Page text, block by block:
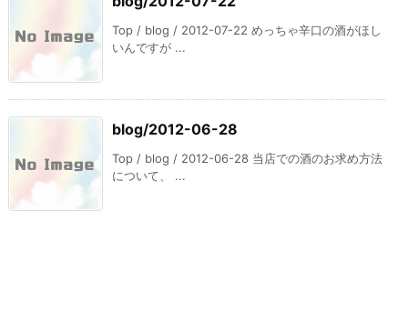
Top / blog / 2012-07-22 めっちゃ辛口の酒がほし
いんですが ...
blog/2012-06-28
Top / blog / 2012-06-28 当店での酒のお求め方法
について、 ...